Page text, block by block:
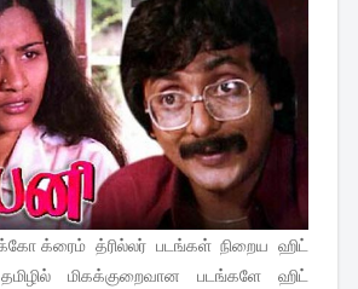
க்ரைம் த்ரில்லர் படங்கள் நிறைய ஹிட்
தமிழில் மிகக்குறைவான படங்களே ஹிட்